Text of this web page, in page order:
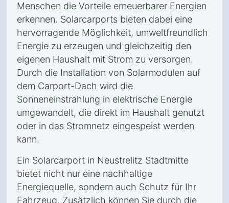
Menschen die Vorteile erneuerbarer Energien
erkennen. Solarcarports bieten dabei eine
hervorragende Möglichkeit, umweltfreundlich
Energie zu erzeugen und gleichzeitig den
eigenen Haushalt mit Strom zu versorgen.
Durch die Installation von Solarmodulen auf
dem Carport-Dach wird die
Sonneneinstrahlung in elektrische Energie
umgewandelt, die direkt im Haushalt genutzt
oder in das Stromnetz eingespeist werden
kann.
Ein Solarcarport in Neustrelitz Stadtmitte
bietet nicht nur eine nachhaltige
Energiequelle, sondern auch Schutz für Ihr
Fahrzeug. Zusätzlich können Sie durch die